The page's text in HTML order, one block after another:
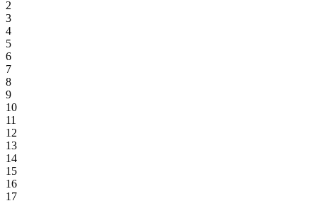
2
3
4
5
6
7
8
9
10
11
12
13
14
15
16
17